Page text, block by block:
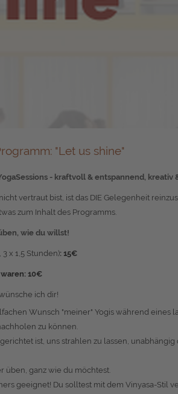
"Let us shine"
- kraftvoll & entspannend, kreativ
vertraut bist, ist das DIE Gelegenheit
zum Inhalt des Programms.
wie du willst!
3 x 1,5 Stunden): 15€
10€
ich dir!
Wunsch "meiner" Yogis während eines
zu können.
ist, uns strahlen zu lassen, unabhängig
üben, ganz wie du möchtest.
geeignet! Du solltest mit dem Vinyasa-Stil